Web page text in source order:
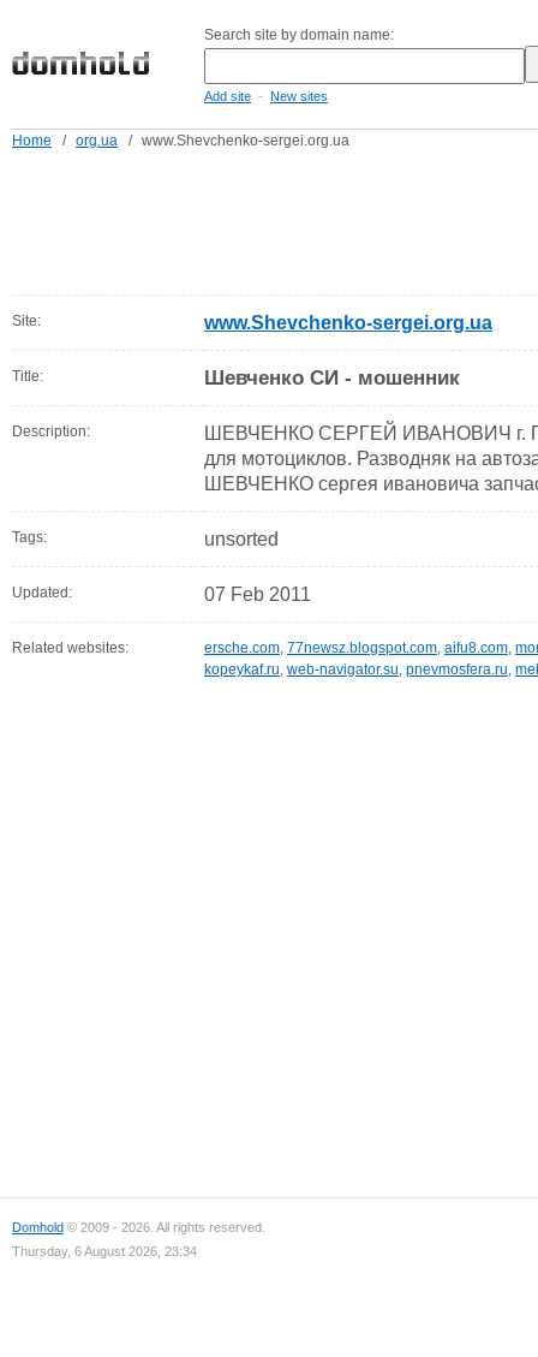
Search site by domain name:
Add site - New sites
Home / org.ua / www.Shevchenko-sergei.org.ua
Site: www.Shevchenko-sergei.org.ua
Title: Шевченко СИ - мошенник
Description:
ШЕВЧЕНКО СЕРГЕЙ ИВАНОВИЧ г.
для мотоциклов. Разводняк на
ШЕВЧЕНКО сергея ивановича
Tags: unsorted
Updated: 07 Feb 2011
Related websites: ersche.com, 77newsz.blogspot.com, aifu8.com,
kopeykaf.ru, web-navigator.su, pnevmosfera.ru,
Domhold © 2009 - 2026. All rights reserved.
Thursday, 6 August 2026, 23:34